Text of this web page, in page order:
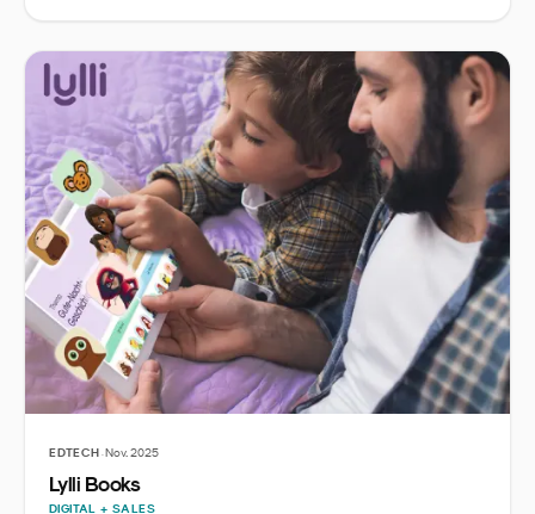
EDTECH·Nov. 2025
Lylli Books
DIGITAL + SALES